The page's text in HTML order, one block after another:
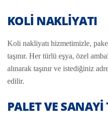
KOLI NAKLIYATI
Koli nakliyatı hizmetimizle,
taşınır. Her türlü eşya, özel
alınarak taşınır ve istediğiniz
edilir.
PALET VE